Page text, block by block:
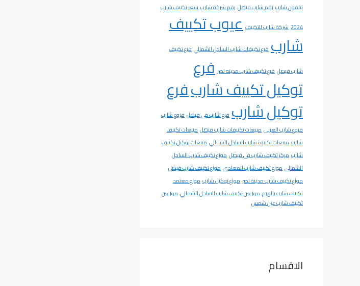
تيلفون شارب رقم شارب فيصل رقم شركة شارب سعر تكييف شارب
2024 شركة شارب للتكييف عيوب تكييف
شارب فرع تكييفات شارب الساحل الشمالي فرع تكييف
شارب فيصل فرع تكييف شارب مدينه نصر فرع
توكيل تكييف شاربفرع
توكيل شارب فرع شارب فى فيصل فروع شارب
فروع شارب العربى مبيعات تكييفات شارب فيصل مبيعات تكييف
شارب مبيعات تكييف شارب الساحل الشمالي مبيعات توكيل تكييف
شارب مركز تكييف شارب فى فيصل موزع تكييف شارب الساحل
الشمالى موزع تكييف شارب المعادى موزع تكييف شارب فيصل
موزع تكييف شارب مدينة نصر موزع توكيل شارب موزع معتمد
تكييف شارب بالهرم موزعين تكييف شارب الساحل الشمالي موزعين
تكييف شارب عين شمس
الاقسام